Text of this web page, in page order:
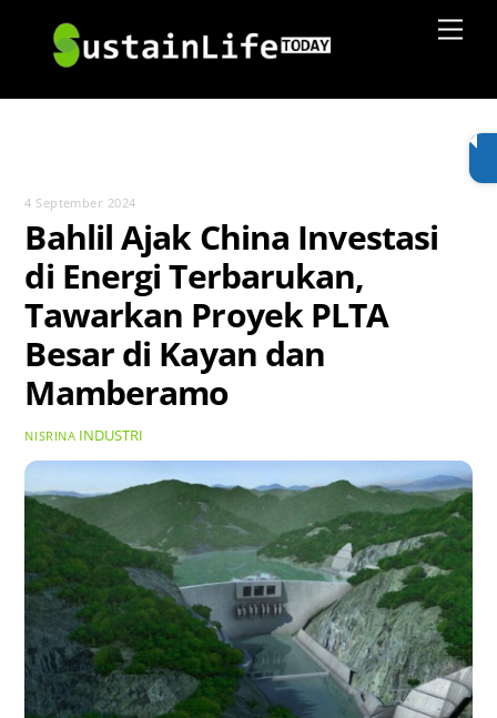
content
4 September 2024
Bahlil Ajak China Investasi
di Energi Terbarukan,
Tawarkan Proyek PLTA
Besar di Kayan dan
Mamberamo
NISRINA INDUSTRI